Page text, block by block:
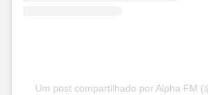
Um post compartilhado por Alpha FM